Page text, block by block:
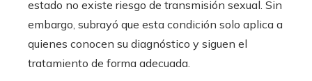
estado no existe riesgo de transmisión sexual. Sin
embargo, subrayó que esta condición solo aplica a
quienes conocen su diagnóstico y siguen el
tratamiento de forma adecuada.